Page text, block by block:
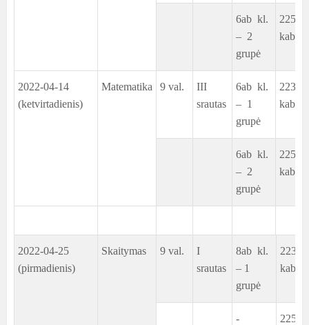
6ab kl.
– 2
grupė
225
kab.
2022-04-14
(ketvirtadienis)
Matematika 9 val.
III
srautas
6ab kl.
– 1
grupė
223
kab.
6ab kl.
– 2
grupė
225
kab.
2022-04-25
(pirmadienis)
Skaitymas 9 val.
I
srautas
8ab kl.
– 1
grupė
223
kab.
-
225